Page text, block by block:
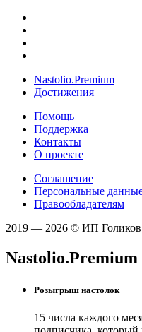
Nastolio.Premium
Достижения
Помощь
Поддержка
Контакты
О проекте
Соглашение
Персональные
Правообладателям
2019 — 2026 © ИП
Nastolio.Premium
Розыгрыш настолок
15 числа каждого